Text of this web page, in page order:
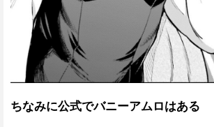
ちなみに公式でバニーアムロはある